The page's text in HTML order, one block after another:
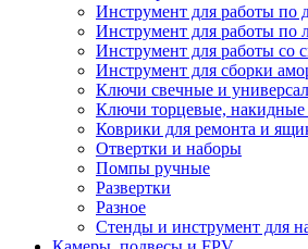
Инструмент для работы по
Инструмент для работы по
Инструмент для работы со
Инструмент для сборки
Ключи свечные и
Ключи торцевые, накидные
Коврики для ремонта и
Отвертки и наборы
Помпы ручные
Развертки
Разное
Стенды и инструмент для